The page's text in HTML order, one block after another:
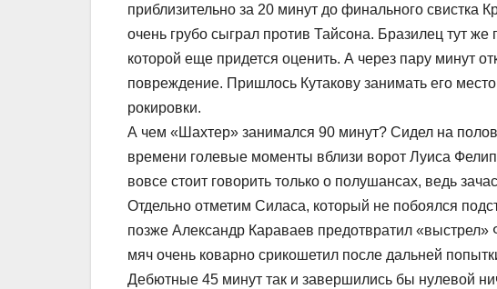
приблизительно за 20 минут до финального свистка
очень грубо сыграл против Тайсона. Бразилец тут
которой еще придется оценить. А через пару минут
повреждение. Пришлось Кутакову занимать его
рокировки.
А чем «Шахтер» занимался 90 минут? Сидел на
времени голевые моменты вблизи ворот Луиса
вовсе стоит говорить только о полушансах, ведь
Отдельно отметим Силаса, который не побоялся
позже Александр Караваев предотвратил «выстрел»
мяч очень коварно срикошетил после дальней
Дебютные 45 минут так и завершились бы нулевой